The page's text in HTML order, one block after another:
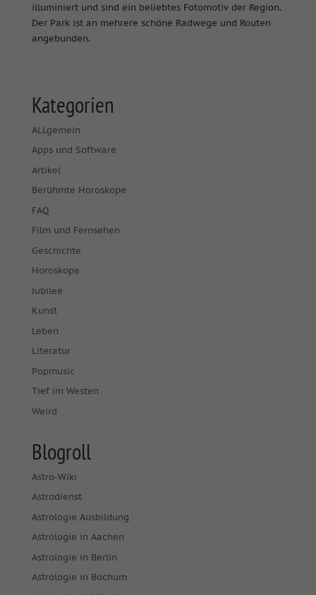
illuminiert und sind ein beliebtes Fotomotiv der Region.
Der Park ist an mehrere schöne Radwege und Routen
angebunden.
Kategorien
ALLgemein
Apps und Software
Artikel
Berühmte Horoskope
FAQ
Film und Fernsehen
Geschichte
Horoskope
Jubilee
Kunst
Leben
Literatur
Popmusic
Tief im Westen
Weird
Blogroll
Astro-Wiki
Astrodienst
Astrologie Ausbildung
Astrologie in Aachen
Astrologie in Berlin
Astrologie in Bochum